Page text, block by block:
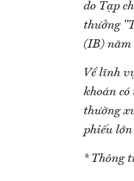
do Tạp
thưởng
(IB) năm
Về lĩnh
khoán
thường
phiếu
* Thông